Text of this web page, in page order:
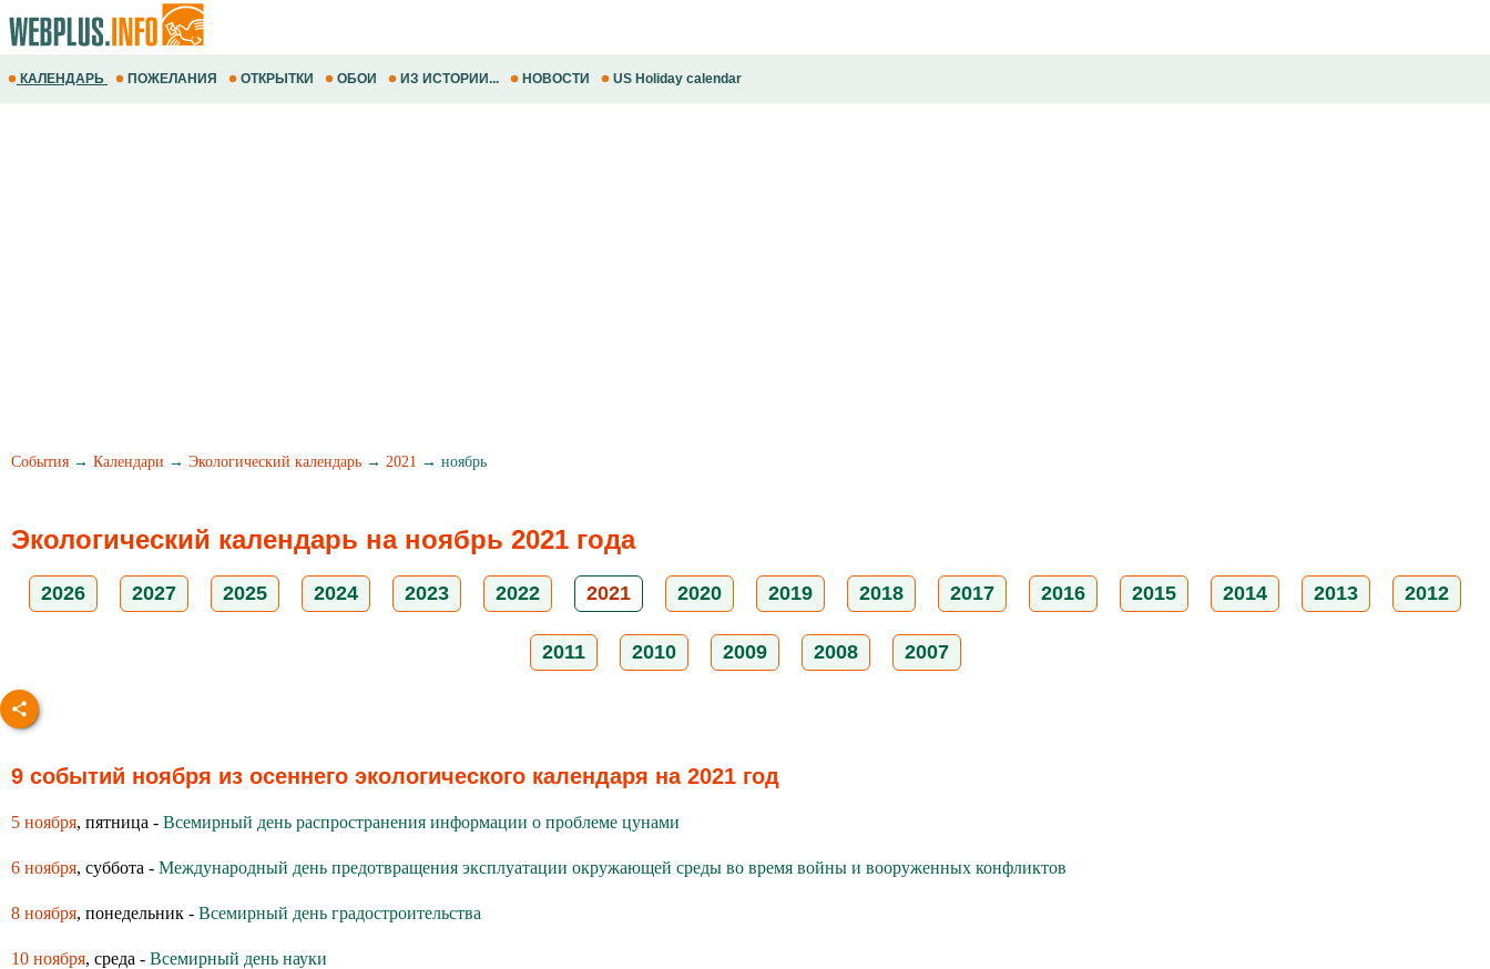
КАЛЕНДАРЬ ПОЖЕЛАНИЯ ОТКРЫТКИ ОБОИ ИЗ ИСТОРИИ... НОВОСТИ US Holiday calendar
События → Календари → Экологический календарь → 2021 → ноябрь
Экологический календарь на ноябрь 2021 года
2026 2027 2025 2024 2023 2022 2021 2020 2019 2018 2017 2016 2015 2014 2013 2012
2011 2010 2009 2008 2007
9 событий ноября из осеннего экологического календаря на 2021 год
5 ноября, пятница - Всемирный день распространения информации о проблеме цунами
6 ноября, суббота - Международный день предотвращения эксплуатации окружающей среды во время войны и вооруженных конфликтов
8 ноября, понедельник - Всемирный день градостроительства
10 ноября, среда - Всемирный день науки